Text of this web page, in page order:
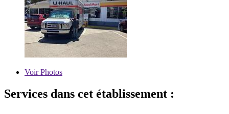
VoirPhotos
Services dans cet établissement :